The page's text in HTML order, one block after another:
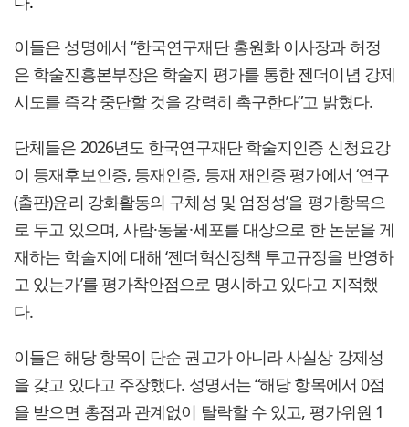
이들은 성명에서 “한국연구재단 홍원화 이사장과 허정
은 학술진흥본부장은 학술지 평가를 통한 젠더이념 강제
시도를 즉각 중단할 것을 강력히 촉구한다”고 밝혔다.
단체들은 2026년도 한국연구재단 학술지인증 신청요강
이 등재후보인증, 등재인증, 등재 재인증 평가에서 ‘연구
(출판)윤리 강화활동의 구체성 및 엄정성’을 평가항목으
로 두고 있으며, 사람·동물·세포를 대상으로 한 논문을 게
재하는 학술지에 대해 ‘젠더혁신정책 투고규정을 반영하
고 있는가’를 평가착안점으로 명시하고 있다고 지적했
다.
이들은 해당 항목이 단순 권고가 아니라 사실상 강제성
을 갖고 있다고 주장했다. 성명서는 “해당 항목에서 0점
을 받으면 총점과 관계없이 탈락할 수 있고, 평가위원 1